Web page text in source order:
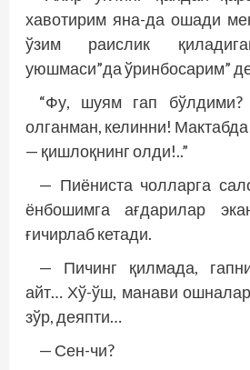
хавотирим яна-да ошади
ўзим раислик
уюшмаси”да ўринбосарим”
“Фу, шуям гап бўлдими?
олганман, келинни!
— қишлоқнинг олди!..”
— Пиёниста чолларга
ёнбошимга ағдарилар
ғичирлаб кетади.
— Пичинг қилмада,
айт… Хў-ўш, манави
зўр, деяпти…
— Сен-чи?